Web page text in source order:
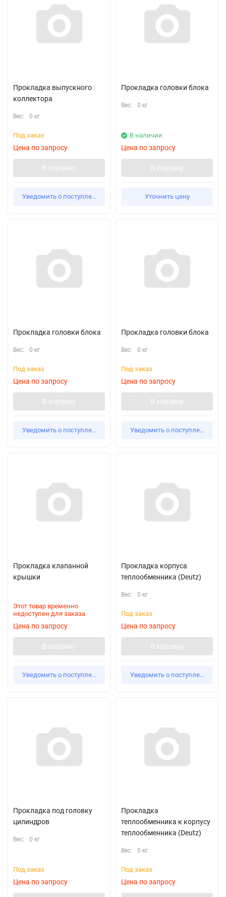
Прокладка выпускного
коллектора
Вес: 0 кг
Под заказ
Цена по запросу
В корзину
Уведомить о поступлении
Прокладка головки блока
Вес: 0 кг
В наличии
Цена по запросу
В корзину
Уточнить цену
Прокладка головки блока
Вес: 0 кг
Под заказ
Цена по запросу
В корзину
Уведомить о поступлении
Прокладка головки блока
Вес: 0 кг
Под заказ
Цена по запросу
В корзину
Уведомить о поступлении
Прокладка клапанной
крышки
Этот товар временно
недоступен для заказа
Цена по запросу
В корзину
Уведомить о поступлении
Прокладка корпуса
теплообменника (Deutz)
Вес: 0 кг
Под заказ
Цена по запросу
В корзину
Уведомить о поступлении
Прокладка под головку
цилиндров
Вес: 0 кг
Под заказ
Цена по запросу
Прокладка
теплообменника к корпусу
теплообменника (Deutz)
Вес: 0 кг
Под заказ
Цена по запросу